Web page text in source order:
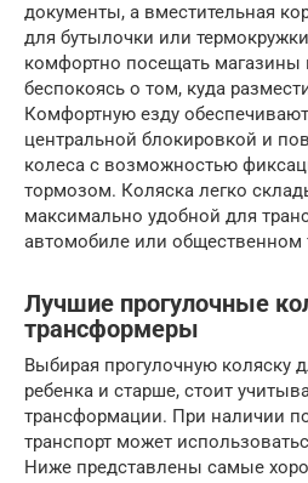
документы, а вместительная
для бутылочки или
комфортно посещать магазины
беспокоясь о том, куда
Комфортную езду
центральной блокировкой и
колеса с возможностью
тормозом. Коляска легко
максимально удобной для
автомобиле или общественном
Лучшие прогулочные
трансформеры
Выбирая прогулочную коляску
ребенка и старше, стоит
трансформации. При наличии
транспорт может
Ниже представлены самые